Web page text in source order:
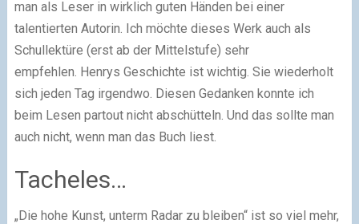
man als Leser in wirklich guten Händen bei einer
talentierten Autorin. Ich möchte dieses Werk auch als
Schullektüre (erst ab der Mittelstufe) sehr
empfehlen. Henrys Geschichte ist wichtig. Sie wiederholt
sich jeden Tag irgendwo. Diesen Gedanken konnte ich
beim Lesen partout nicht abschütteln. Und das sollte man
auch nicht, wenn man das Buch liest.
Tacheles…
„Die hohe Kunst, unterm Radar zu bleiben“ ist so viel mehr,